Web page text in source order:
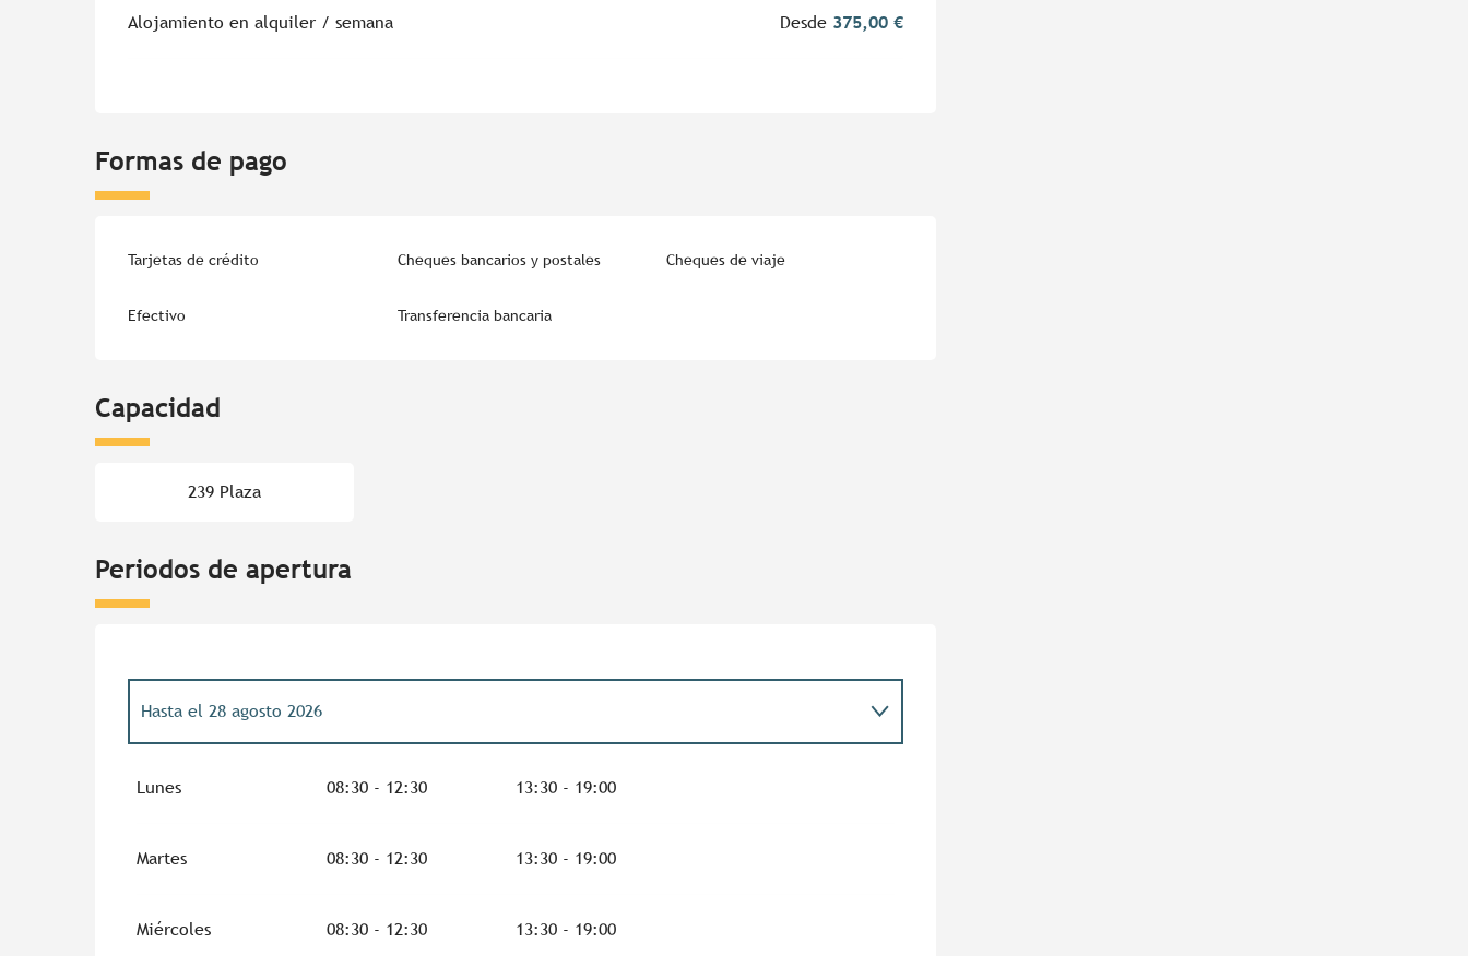
Alojamiento en alquiler / semana Desde 375,00 €
Formas de pago
Tarjetas de crédito Cheques bancarios y postales Cheques de viaje
Efectivo Transferencia bancaria
Capacidad
239 Plaza
Periodos de apertura
Hasta el 28 agosto 2026
Lunes 08:30 - 12:30 13:30 - 19:00
Martes 08:30 - 12:30 13:30 - 19:00
Miércoles 08:30 - 12:30 13:30 - 19:00